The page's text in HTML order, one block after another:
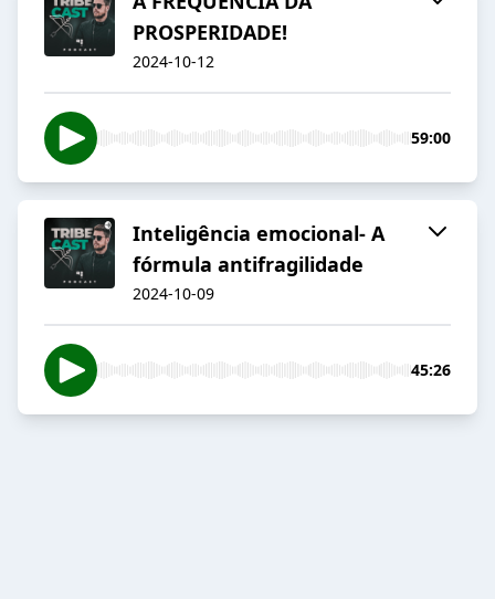
PROSPERIDADE!
2024-10-12
59:00
Inteligência emocional- A
fórmula antifragilidade
2024-10-09
45:26